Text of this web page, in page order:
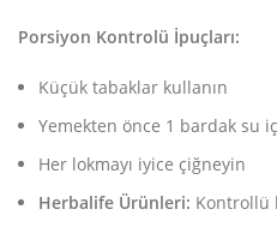
Porsiyon Kontrolü İpuçları:
Küçük tabaklar kullanın
Yemekten önce 1 bardak su
Her lokmayı iyice çiğneyin
Herbalife Ürünleri: Kontrollü